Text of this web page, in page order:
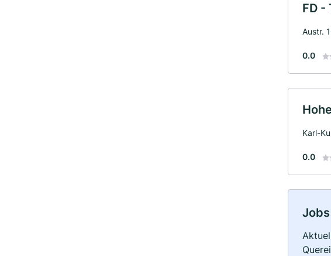
FD -
Austr.
0.0
Karl-
0.0